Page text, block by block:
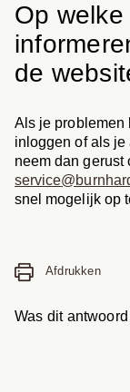
Op
de
Als je problemen
inloggen of als je
neem dan gerust
snel mogelijk op
Was dit
Afdrukken